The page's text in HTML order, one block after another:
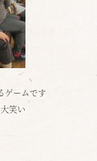
ゲームです
笑い